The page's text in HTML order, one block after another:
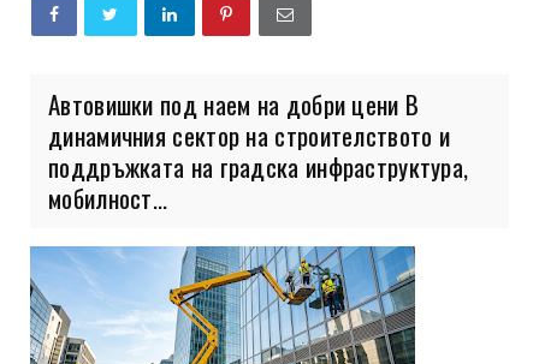
Автовишки под наем на добри цени В
динамичния сектор на строителството и
поддръжката на градска инфраструктура,
мобилност...